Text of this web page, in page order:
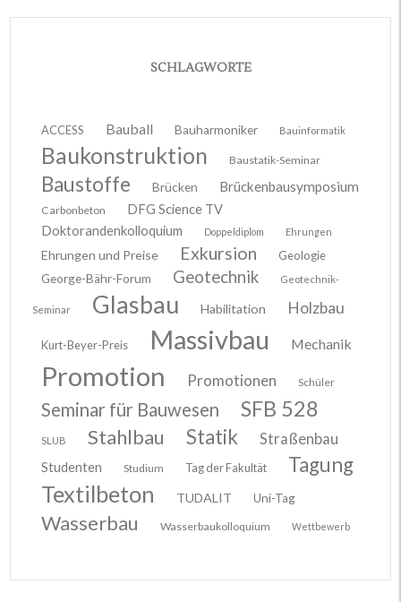
SCHLAGWORTE
ACCESS Bauball Bauharmoniker Bauinformatik
Baukonstruktion Baustatik-Seminar
Baustoffe Brücken Brückenbausymposium
Carbonbeton
DFG Science TV
Doktorandenkolloquium
Doppeldiplom Ehrungen
Ehrungen und Preise Exkursion
Geologie
George-Bähr-Forum
Geotechnik Geotechnik-
Seminar Glasbau Habilitation Holzbau
Kurt-Beyer-Preis Massivbau Mechanik
Promotion Promotionen Schüler
Seminar für Bauwesen SFB 528
SLUB Stahlbau Statik Straßenbau
Studenten Studium Tag der Fakultät Tagung
Textilbeton TUDALIT Uni-Tag
Wasserbau Wasserbaukolloquium Wettbewerb